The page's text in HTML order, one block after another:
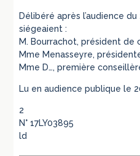
Délibéré après l’audience
siégeaient :
M. Bourrachot, président de
Mme Menasseyre,
Mme D…, première
Lu en audience publique le
2
N° 17LY03895
ld